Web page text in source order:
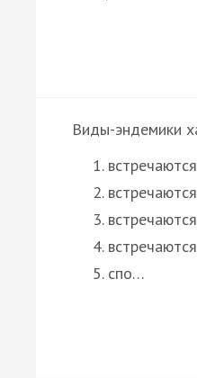
Виды-эндемики
спо…